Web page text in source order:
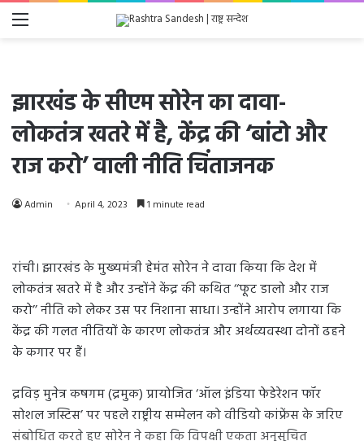
Menu
झारखंड के सीएम सोरेन का दावा-
लोकतंत्र खतरे में है, केंद्र की ‘बांटो और
राज करो’ वाली नीति चिंताजनक
Admin April 4, 2023 1 minute read
रांची। झारखंड के मुख्यमंत्री हेमंत सोरेन ने दावा किया कि देश में
लोकतंत्र खतरे में है और उन्होंने केंद्र की कथित ‘‘फूट डालो और राज
करो’’ नीति को लेकर उस पर निशाना साधा। उन्होंने आरोप लगाया कि
केंद्र की गलत नीतियों के कारण लोकतंत्र और अर्थव्यवस्था दोनों ढहने
के कगार पर हैं।
द्रविड़ मुनेत्र कषगम (द्रमुक) प्रायोजित ‘ऑल इंडिया फेडेरेशन फॉर
सोशल जस्टिस’ पर पहले राष्ट्रीय सम्मेलन को वीडियो कांफ्रेंस के जरिए